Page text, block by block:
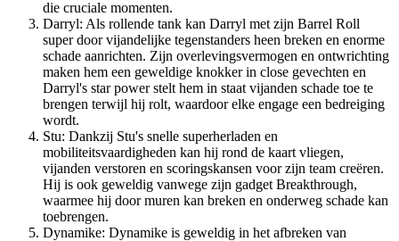
die cruciale momenten.
Darryl: Als rollende tank kan Darryl met zijn Barrel Roll
super door vijandelijke tegenstanders heen breken en enorme
schade aanrichten. Zijn overlevingsvermogen en ontwrichting
maken hem een geweldige knokker in close gevechten en
Darryl's star power stelt hem in staat vijanden schade toe te
brengen terwijl hij rolt, waardoor elke engage een bedreiging
wordt.
Stu: Dankzij Stu's snelle superherladen en
mobiliteitsvaardigheden kan hij rond de kaart vliegen,
vijanden verstoren en scoringskansen voor zijn team creëren.
Hij is ook geweldig vanwege zijn gadget Breakthrough,
waarmee hij door muren kan breken en onderweg schade kan
toebrengen.
Dynamike: Dynamike is geweldig in het afbreken van